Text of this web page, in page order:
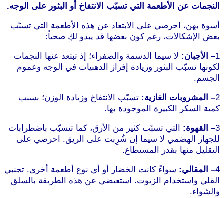
النجمات عن الأطعمة التي تسبّب الانتفاخ أو البثور على الوجه.
أسوة بهن، احرصي على الابتعاد عن هذه الأطعمة التي تسبّب
بعض الإشكالات، رغم كون بعضها قد يبدو لكِ صحياً:
1– الأجبان: لا سيما الدسمة والصفراء؛ إذ تبتعد عنها النجمات
لكونها تسبّب البثور وزيادة إفراز الدهنيات في الوجه وعموم
الجسم.
2– المشروبات الغازية: تسبّب الانتفاخ وزيادة الوزن؛ بسبب
كمية السكر الكبيرة الموجودة بها.
3– القهوة: التي تسبّب كثير من الأرق، كما تتسبّب باضطرابات
للجهاز الهضمي لا سيما إن شُرِبت على الريق. احرصي على
التقليل منها بقدر المستطاع.
4– المقالي: سواءً كانت الخضار أو أي نوع أطعمة أخرى. تجنبي
القلي واستخدام الزيوت. استعيضي عن هذه الطريقة بالسلق
والشواء.